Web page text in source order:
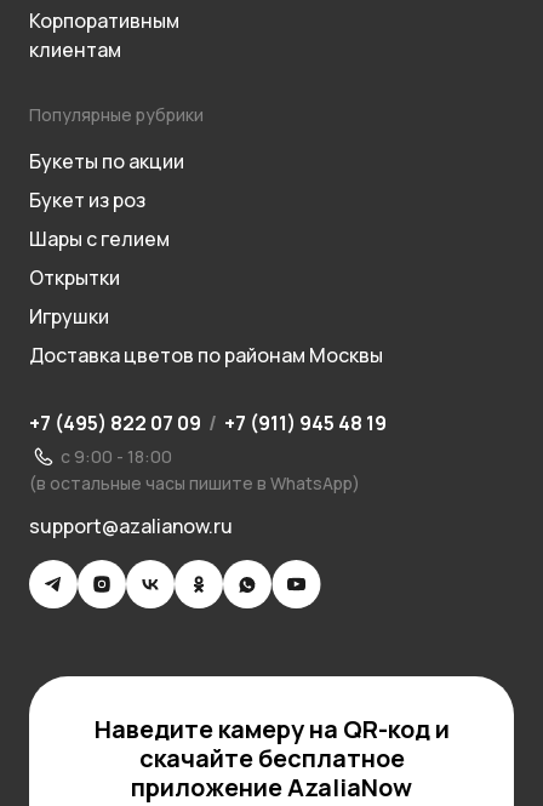
Корпоративным
клиентам
Популярные рубрики
Букеты по акции
Букет из роз
Шары с гелием
Открытки
Игрушки
Доставка цветов по районам Москвы
+7 (495) 822 07 09 / +7 (911) 945 48 19
с 9:00 - 18:00
(в остальные часы пишите в WhatsApp)
support@azalianow.ru
Наведите камеру на QR-код и
скачайте бесплатное
приложение AzaliaNow